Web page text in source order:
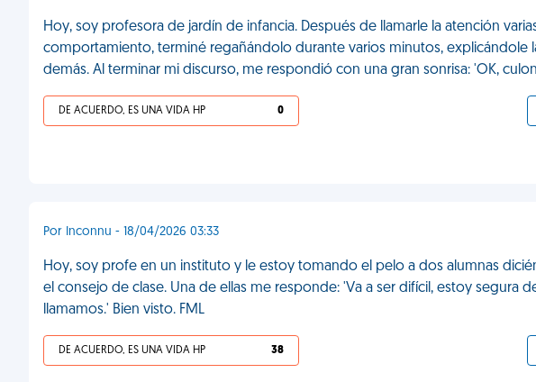
Hoy, soy profesora de jardín de infancia. Después de llamarle la atención
comportamiento, terminé regañándolo durante varios minutos, explicándole
demás. Al terminar mi discurso, me respondió con una gran sonrisa: 'OK,
DE ACUERDO, ES UNA VIDA HP 0
Por Inconnu - 18/04/2026 03:33
Hoy, soy profe en un instituto y le estoy tomando el pelo a dos alumnas
el consejo de clase. Una de ellas me responde: 'Va a ser difícil, estoy segura
llamamos.' Bien visto. FML
DE ACUERDO, ES UNA VIDA HP 38